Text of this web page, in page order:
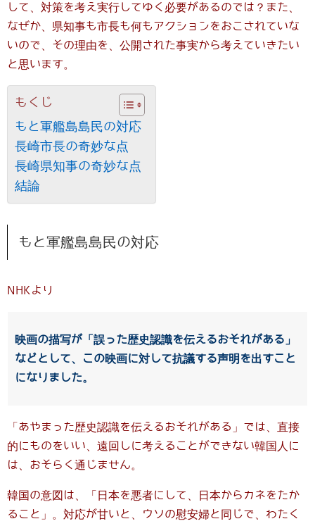
して、対策を考え実行してゆく必要があるのでは？また、
なぜか、県知事も市長も何もアクションをおこされていな
いので、その理由を、公開された事実から考えていきたい
と思います。
もくじ
もと軍艦島島民の対応
長崎市長の奇妙な点
長崎県知事の奇妙な点
結論
もと軍艦島島民の対応
NHKより
映画の描写が「誤った歴史認識を伝えるおそれがある」
などとして、この映画に対して抗議する声明を出すこと
になりました。
「あやまった歴史認識を伝えるおそれがある」では、直接
的にものをいい、遠回しに考えることができない韓国人に
は、おそらく通じません。
韓国の意図は、「日本を悪者にして、日本からカネをたか
ること」。対応が甘いと、ウソの慰安婦と同じで、わたく